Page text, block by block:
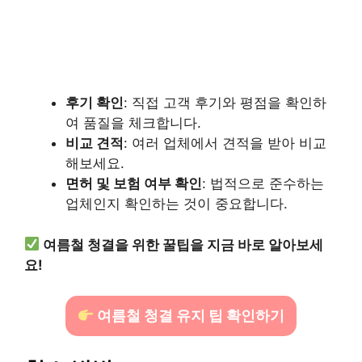
후기 확인: 직접 고객 후기와 평점을 확인하
여 품질을 체크합니다.
비교 견적 : 여러 업체에서 견적을 받아 비교
해보세요.
면허 및 보험 여부 확인: 법적으로 준수하는
업체인지 확인하는 것이 중요합니다.
여름철 청결을 위한 꿀팁을 지금 바로 알아보세
요!
여름철 청결 유지 팁 확인하기